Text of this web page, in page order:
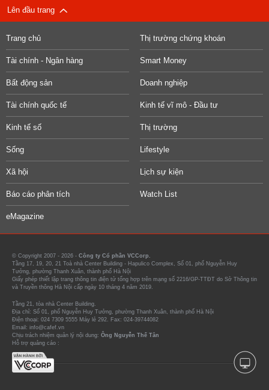
Lên đầu trang
Trang chủ Thị trường chứng khoán
Tài chính - Ngân hàng Smart Money
Bất động sản Doanh nghiệp
Tài chính quốc tế Kinh tế vĩ mô - Đầu tư
Kinh tế số Thị trường
Sống Lifestyle
Xã hội Lịch sự kiện
Báo cáo phân tích Watch List
eMagazine
© Copyright 2007 - 2026 - Công ty Cổ phần VCCorp.
Tầng 17, 19, 20, 21 Toà nhà Center Building - Hapulico Complex, Số 01, phố Nguyễn Huy
Tưởng, phường Thanh Xuân, thành phố Hà Nội
Giấy phép thiết lập trang thông tin điện tử tổng hợp trên mạng số 2216/GP-TTĐT do Sở Thông tin
và Truyền thông Hà Nội cấp ngày 10 tháng 4 năm 2019.
Tầng 21, tòa nhà Center Building.
Địa chỉ: Số 01, phố Nguyễn Huy Tưởng, phường Thanh Xuân, thành phố Hà Nội
Điện thoại: 024 7309 5555 Máy lẻ 292. Fax: 024-39744082
Email: info@cafef.vn
Chịu trách nhiệm quản lý nội dung: Ông Nguyễn Thế Tân
Hỗ trợ quảng cáo :